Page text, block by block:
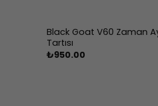
Black Goat V60 Zaman
Tartısı
₺950.00